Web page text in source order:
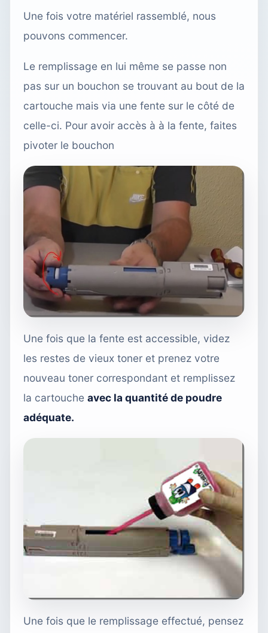
Une fois votre matériel rassemblé, nous
pouvons commencer.
Le remplissage en lui même se passe non
pas sur un bouchon se trouvant au bout de la
cartouche mais via une fente sur le côté de
celle-ci. Pour avoir accès à à la fente, faites
pivoter le bouchon
Une fois que la fente est accessible, videz
les restes de vieux toner et prenez votre
nouveau toner correspondant et remplissez
la cartouche avec la quantité de poudre
adéquate.
Une fois que le remplissage effectué, pensez